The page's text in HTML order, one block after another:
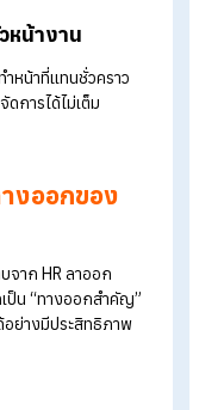
ตัว เช่นการเลิกจ้าง
ด้านทรัพยากร
ต่อการเติบโตขององค์ก